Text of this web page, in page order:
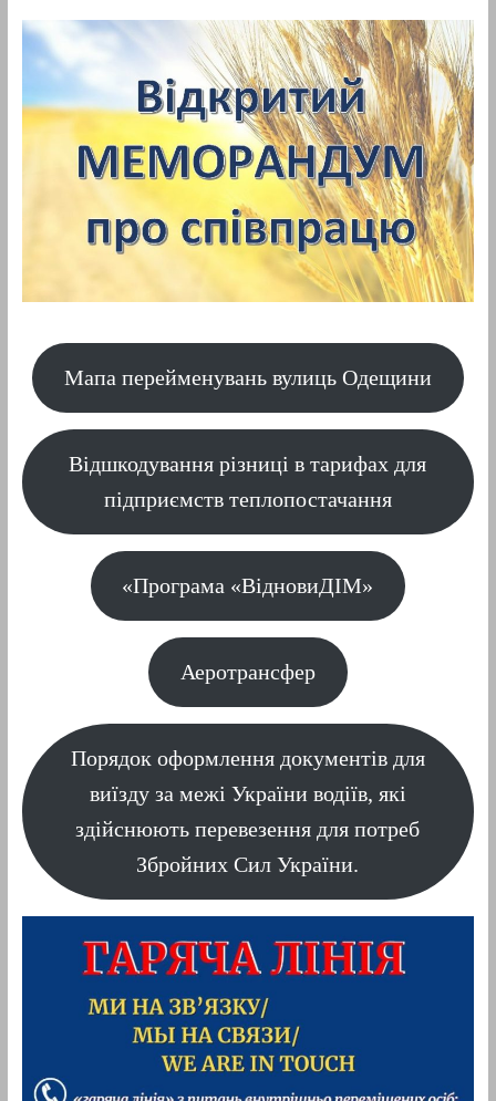
Мапа перейменувань вулиць Одещини
Відшкодування різниці в тарифах для
підприємств теплопостачання
«Програма «ВідновиДІМ»
Аеротрансфер
Порядок оформлення документів для
виїзду за межі України водіїв, які
здійснюють перевезення для потреб
Збройних Сил України.